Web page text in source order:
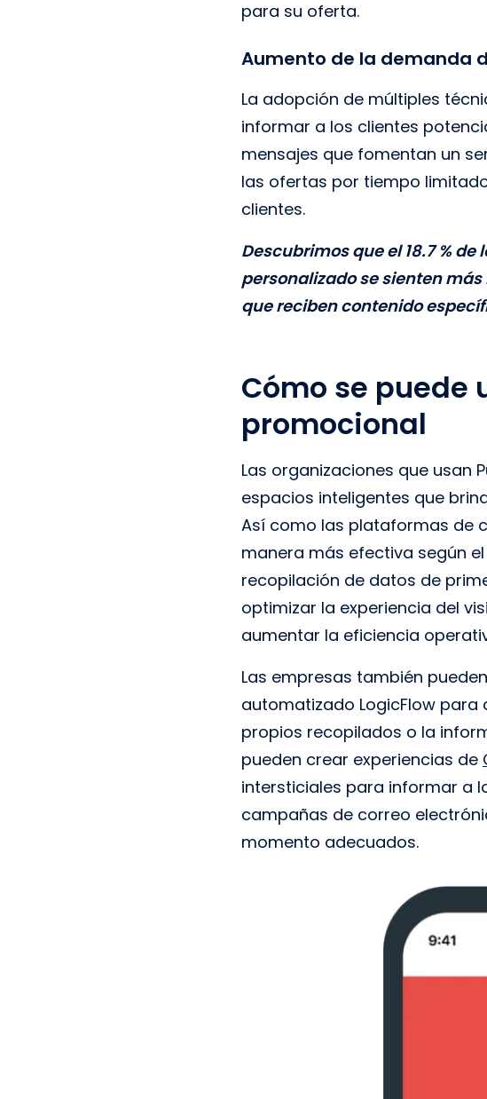
para su oferta.
Aumento de la demanda
La adopción de múltiples
informar a los clientes
mensajes que fomentan un
las ofertas por tiempo
clientes.
Descubrimos que el 18.7 %
personalizado se sienten
que reciben contenido
Cómo se puede
promocional
Las organizaciones que usan
espacios inteligentes que
Así como las plataformas de
manera más efectiva según
recopilación de datos de
optimizar la experiencia del
aumentar la eficiencia
Las empresas también
automatizado LogicFlow
propios recopilados o la
pueden crear experiencias de
intersticiales para informar a
campañas de correo
momento adecuados.